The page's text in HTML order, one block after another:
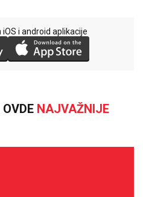
i android aplikacije
NAJVAŽNIJE